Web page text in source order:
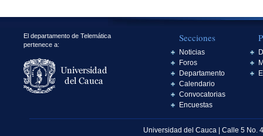
El departamento de Telemática
pertenece a:
Secciones
Noticias
Foros
Departamento
Calendario
Convocatorias
Encuestas
Universidad del Cauca | Calle 5 No.